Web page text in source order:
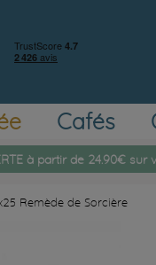
Cafés
à partir de 24.90€
Remède de Sorcière